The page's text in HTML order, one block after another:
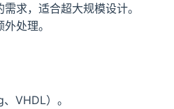
求，适合超大规模设计。
处理。
VHDL）。